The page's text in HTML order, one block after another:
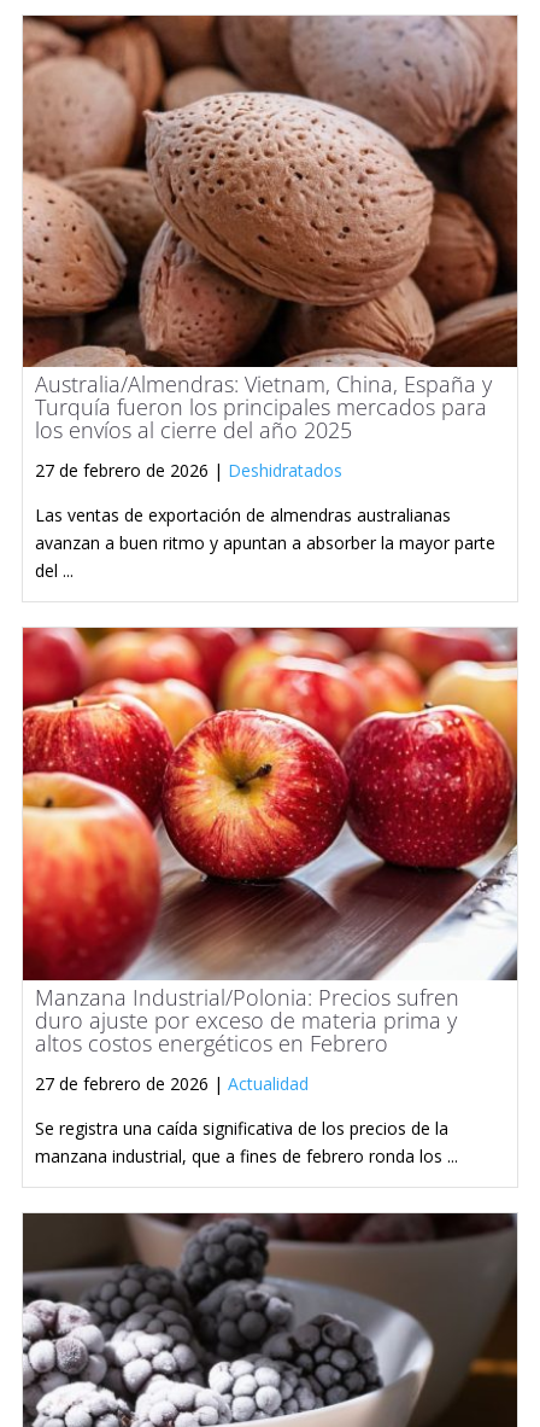
Australia/Almendras: Vietnam, China, España y
Turquía fueron los principales mercados para
los envíos al cierre del año 2025
27 de febrero de 2026 | Deshidratados
Las ventas de exportación de almendras australianas
avanzan a buen ritmo y apuntan a absorber la mayor parte
del ...
Manzana Industrial/Polonia: Precios sufren
duro ajuste por exceso de materia prima y
altos costos energéticos en Febrero
27 de febrero de 2026 | Actualidad
Se registra una caída significativa de los precios de la
manzana industrial, que a fines de febrero ronda los ...